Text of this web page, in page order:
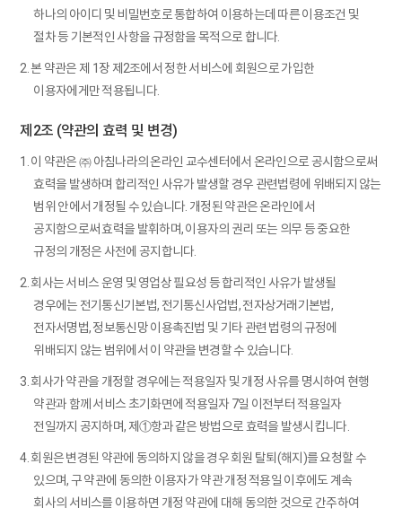
하나의 아이디 및 비밀번호로 통합하여 이용하는데 따른 이용조건 및
절차 등 기본적인 사항을 규정함을 목적으로 합니다.
2. 본 약관은 제 1장 제2조에서 정한 서비스에 회원으로 가입한
이용자에게만 적용됩니다.
제2조 (약관의 효력 및 변경)
1. 이 약관은 ㈜ 아침나라의 온라인 교수센터에서 온라인으로 공시함으로써
효력을 발생하며 합리적인 사유가 발생할 경우 관련법령에 위배되지 않는
범위 안에서 개정될 수 있습니다. 개정된 약관은 온라인에서
공지함으로써 효력을 발휘하며, 이용자의 권리 또는 의무 등 중요한
규정의 개정은 사전에 공지합니다.
2. 회사는 서비스 운영 및 영업상 필요성 등 합리적인 사유가 발생될
경우에는 전기통신기본법, 전기통신사업법, 전자상거래기본법,
전자서명법, 정보통신망 이용촉진법 및 기타 관련 법령의 규정에
위배되지 않는 범위에서 이 약관을 변경할 수 있습니다.
3. 회사가 약관을 개정할 경우에는 적용일자 및 개정 사유를 명시하여 현행
약관과 함께 서비스 초기화면에 적용일자 7일 이전부터 적용일자
전일까지 공지하며, 제①항과 같은 방법으로 효력을 발생시킵니다.
4. 회원은 변경된 약관에 동의하지 않을 경우 회원 탈퇴(해지)를 요청할 수
있으며, 구 약관에 동의한 이용자가 약관 개정 적용일 이후에도 계속
회사의 서비스를 이용하면 개정 약관에 대해 동의한 것으로 간주하여